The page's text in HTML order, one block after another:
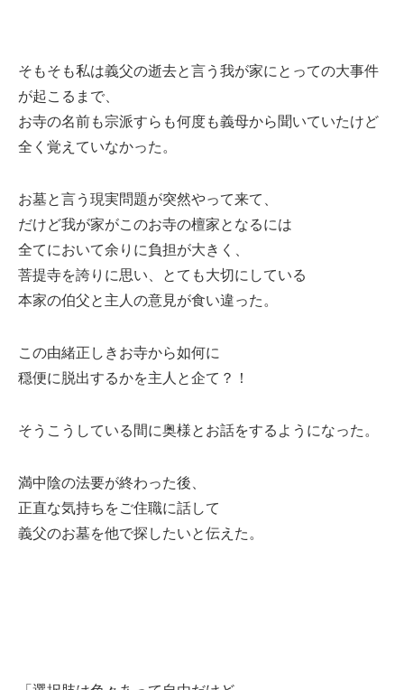
そもそも私は義父の逝去と言う我が家にとっての大事件
が起こるまで、
お寺の名前も宗派すらも何度も義母から聞いていたけど
全く覚えていなかった。
お墓と言う現実問題が突然やって来て、
だけど我が家がこのお寺の檀家となるには
全てにおいて余りに負担が大きく、
菩提寺を誇りに思い、とても大切にしている
本家の伯父と主人の意見が食い違った。
この由緒正しきお寺から如何に
穏便に脱出するかを主人と企て？！
そうこうしている間に奥様とお話をするようになった。
満中陰の法要が終わった後、
正直な気持ちをご住職に話して
義父のお墓を他で探したいと伝えた。